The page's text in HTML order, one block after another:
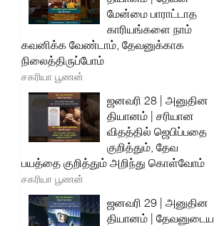
மேன்மை பாராட்டாத
காரியங்களை நாம்
கவனிக்க வேண்டாம், தேவனுக்காக
நிலைத்திருப்போம்
சகரியா பூணன்
ஜனவரி 28 | அனுதின
தியானம் | சரியான
விதத்தில் ஜெபிப்பதை
குறித்தும், தேவ
பயத்தை குறித்தும் அறிந்து கொள்வோம்
சகரியா பூணன்
ஜனவரி 29 | அனுதின
தியானம் | தேவனுடைய